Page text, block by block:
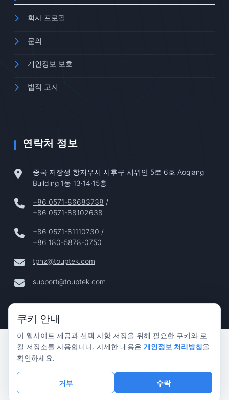
회사 프로필
문의
개인정보 보호
법적 고지
연락처 정보
중국 저장성 항저우시 시후구 시위안 5로 6호 Aoqiang
Building 1동 13·14·15층
+86 0571-86683738 /
+86 0571-88102638
+86 0571-81110730 /
+86 180-5878-0750
tphz@touptek.com
support@touptek.com
Copyright © 2024–2026 Hangzhou ToupTek Photonics Co.,
법적 고지
쿠키 안내
이 웹사이트 제공과 선택 사항 저장을 위해 필요한 쿠키와 로
컬 저장소를 사용합니다. 자세한 내용은 개인정보 처리방침을
확인하세요.
거부 수락